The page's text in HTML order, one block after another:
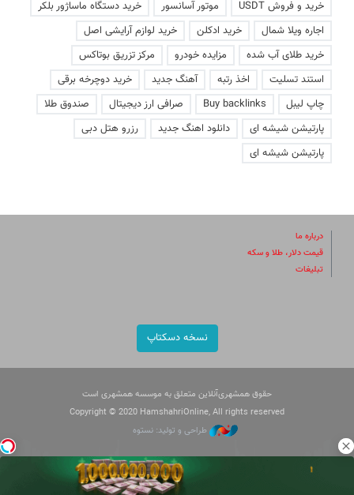
خرید و فروش USDT موتور آسانسور
خرید دستگاه ماساژور بلکر
اجاره ویلا شمال
خرید ادکلن
خرید لوازم آرایشی اصل
خرید طلای آب شده
مزایده خودرو
مرکز تزریق بوتاکس
استند تسلیت
اخذ رتبه آهنگ جدید
خرید دوچرخه برقی
چاپ لیبل
Buy backlinks صرافی ارز دیجیتال
صندوق طلا
پارتیشن شیشه ای
دانلود اهنگ جدید
رزرو هتل دبی
پارتیشن شیشه ای
درباره ما
قیمت دلار، طلا و سکه
تبلیغات
نسخه دسکتاپ
حقوق همشهری‌آنلاین متعلق به موسسه همشهری است
Copyright © 2020 HamshahriOnline, All rights reserved
طراحی و تولید: نستوه